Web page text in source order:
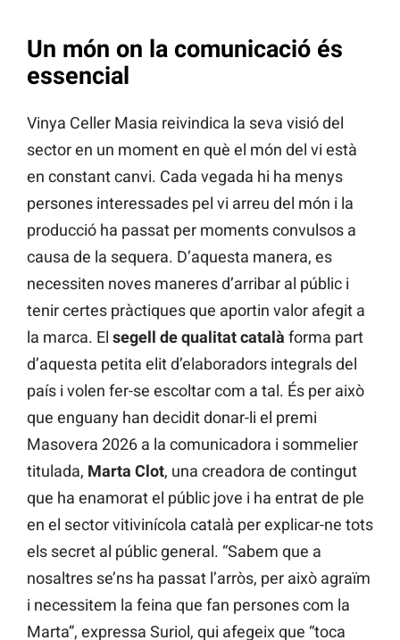
Un món on la comunicació és
essencial
Vinya Celler Masia reivindica la seva visió del
sector en un moment en què el món del vi està
en constant canvi. Cada vegada hi ha menys
persones interessades pel vi arreu del món i la
producció ha passat per moments convulsos a
causa de la sequera. D’aquesta manera, es
necessiten noves maneres d’arribar al públic i
tenir certes pràctiques que aportin valor afegit a
la marca. El segell de qualitat català forma part
d’aquesta petita elit d’elaboradors integrals del
país i volen fer-se escoltar com a tal. És per això
que enguany han decidit donar-li el premi
Masovera 2026 a la comunicadora i sommelier
titulada, Marta Clot, una creadora de contingut
que ha enamorat el públic jove i ha entrat de ple
en el sector vitivinícola català per explicar-ne tots
els secret al públic general. “Sabem que a
nosaltres se’ns ha passat l’arròs, per això agraïm
i necessitem la feina que fan persones com la
Marta”, expressa Suriol, qui afegeix que “toca